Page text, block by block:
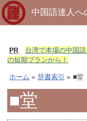
中国語達人へ
PR
台湾で本場の中国
の短期プランから！
ホーム » 辞書索引 » ■堂
■堂